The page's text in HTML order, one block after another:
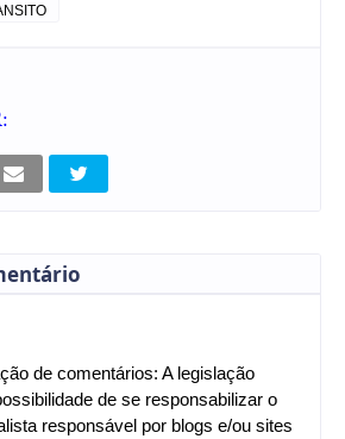
de comentários: A legislação
de se responsabilizar o
responsável por blogs e/ou sites